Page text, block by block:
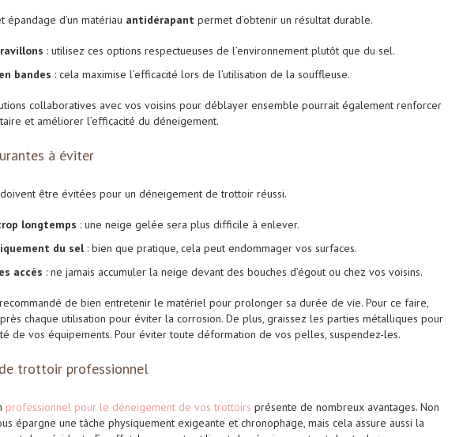
d’un matériau antidérapant permet d’obtenir un résultat durable.
: utilisez ces options respectueuses de l’environnement plutôt que du sel.
bandes : cela maximise l’efficacité lors de l’utilisation de la souffleuse.
collaboratives avec vos voisins pour déblayer ensemble pourrait également renforcer
et améliorer l’efficacité du déneigement.
à éviter
être évitées pour un déneigement de trottoir réussi.
longtemps : une neige gelée sera plus difficile à enlever.
du sel: bien que pratique, cela peut endommager vos surfaces.
accès : ne jamais accumuler la neige devant des bouches d’égout ou chez vos voisins.
de bien entretenir le matériel pour prolonger sa durée de vie. Pour ce faire,
chaque utilisation pour éviter la corrosion. De plus, graissez les parties métalliques pour
de vos équipements. Pour éviter toute déformation de vos pelles, suspendez-les.
trottoir professionnel
professionnel pour le déneigement de vos trottoirs présente de nombreux avantages. Non
épargne une tâche physiquement exigeante et chronophage, mais cela assure aussi la